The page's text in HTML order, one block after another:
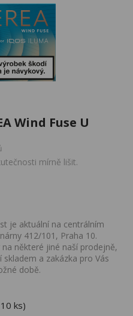
Wind Fuse U
mírně lišit.
je aktuální na centrálním
412/101, Praha 10.
některé jiné naší prodejně,
a zakázka pro Vás
době.
ks)